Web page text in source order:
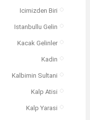
Icimizden Biri
Istanbullu Gelin
Kacak Gelinler
Kadin
Kalbimin Sultani
Kalp Atisi
Kalp Yarasi